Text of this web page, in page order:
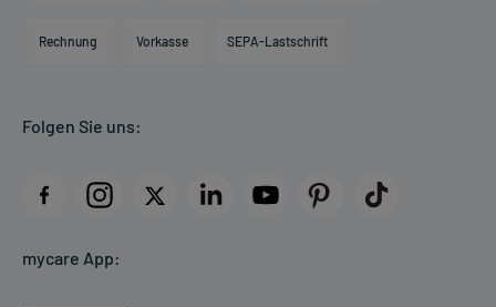
Direktabrechnung PKV
AGB
Datenschutz
Rückgabe/Widerruf
Rechnung Vorkasse SEPA-Lastschrift
Folgen Sie uns:
mycare App: